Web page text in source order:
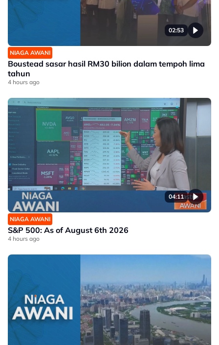
02:53
NIAGA AWANI
Boustead sasar hasil RM30 bilion dalam tempoh lima
tahun
4 hours ago
04:11
NIAGA AWANI
S&P 500: As of August 6th 2026
4 hours ago